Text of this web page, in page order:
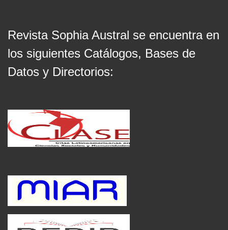
Revista Sophia Austral se encuentra en
los siguientes Catálogos, Bases de
Datos y Directorios: